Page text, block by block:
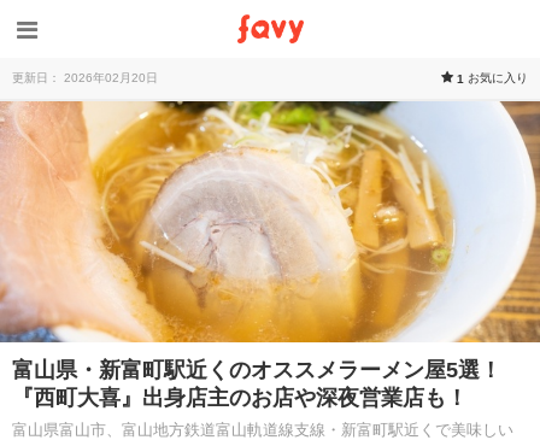
更新日： 2026年02月20日 1 お気に入り
富山県・新富町駅近くのオススメラーメン屋5選！
『西町大喜』出身店主のお店や深夜営業店も！
富山県富山市、富山地方鉄道富山軌道線支線・新富町駅近くで美味しい